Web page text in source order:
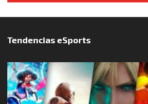
Síguenos en Instagram
Tendencias eSports